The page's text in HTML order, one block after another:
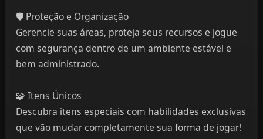
🛡️ Proteção e Organização
Gerencie suas áreas, proteja seus recursos e jogue
com segurança dentro de um ambiente estável e
bem administrado.
🧩 Itens Únicos
Descubra itens especiais com habilidades exclusivas
que vão mudar completamente sua forma de jogar!